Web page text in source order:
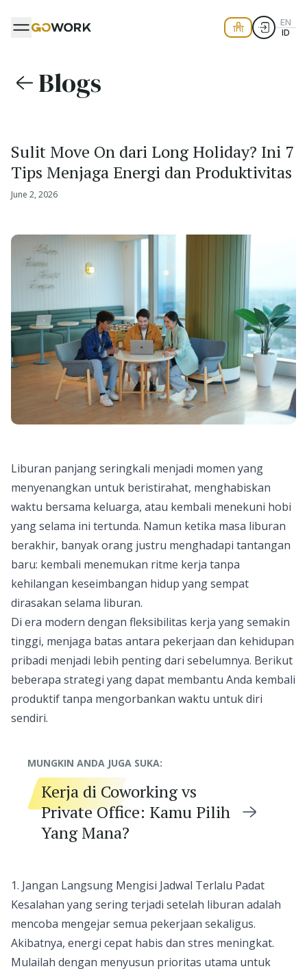
EN
ID
Blogs
Sulit Move On dari Long Holiday? Ini 7
Tips Menjaga Energi dan Produktivitas
June 2, 2026
Liburan panjang seringkali menjadi momen yang
menyenangkan untuk beristirahat, menghabiskan
waktu bersama keluarga, atau kembali menekuni hobi
yang selama ini tertunda. Namun ketika masa liburan
berakhir, banyak orang justru menghadapi tantangan
baru: kembali menemukan ritme kerja tanpa
kehilangan keseimbangan hidup yang sempat
dirasakan selama liburan.
Di era modern dengan fleksibilitas kerja yang semakin
tinggi, menjaga batas antara pekerjaan dan kehidupan
pribadi menjadi lebih penting dari sebelumnya. Berikut
beberapa strategi yang dapat membantu Anda kembali
produktif tanpa mengorbankan waktu untuk diri
sendiri.
MUNGKIN ANDA JUGA SUKA:
Kerja di Coworking vs
Private Office: Kamu Pilih
Yang Mana?
1. Jangan Langsung Mengisi Jadwal Terlalu Padat
Kesalahan yang sering terjadi setelah liburan adalah
mencoba mengejar semua pekerjaan sekaligus.
Akibatnya, energi cepat habis dan stres meningkat.
Mulailah dengan menyusun prioritas utama untuk